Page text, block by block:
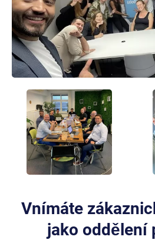
Vnímáte
jako oddělení